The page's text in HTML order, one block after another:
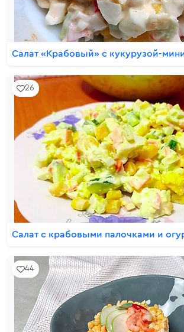
Салат «Крабовый» с кукурузой-
26
Салат с крабовыми палочками и
44